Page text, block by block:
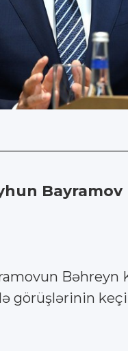
Bayramov
Bəhreyn
görüşlərinin